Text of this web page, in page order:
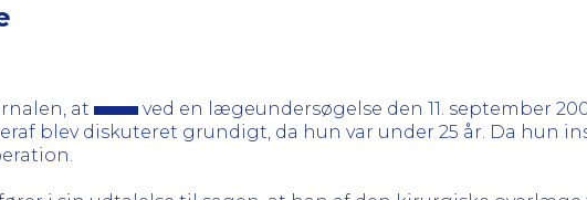
at
ved en lægeundersøgelse den 11. september
blev diskuteret grundigt, da hun var under 25 år. Da hun